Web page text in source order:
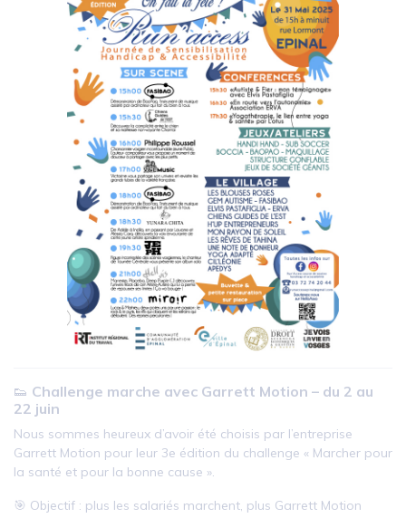
👟 Challenge marche avec Garrett Motion – du 2 au
22 juin
Nous sommes heureux d’avoir été choisis par l’entreprise
Garrett Motion pour leur 3e édition du challenge « Marcher pour
la santé et pour la bonne cause ».
🎯 Objectif : plus les salariés marchent, plus Garrett Motion